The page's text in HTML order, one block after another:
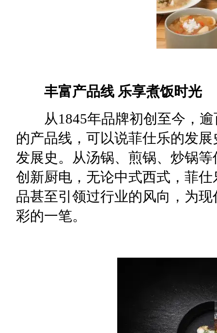
丰富产品线 乐享煮饭时光
从1845年品牌初创至今，逾
的产品线，可以说菲仕乐的发
发展史。从汤锅、煎锅、炒锅
创新厨电，无论中式西式，菲
品甚至引领过行业的风向，为
彩的一笔。